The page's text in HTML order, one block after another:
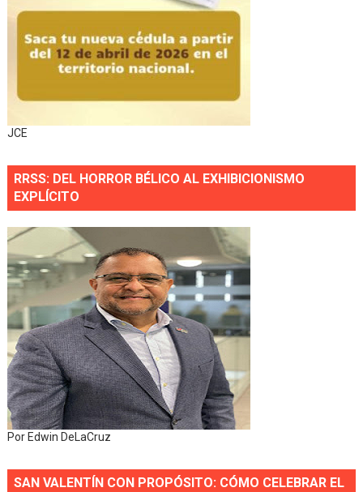
JCE
RRSS: DEL HORROR BÉLICO AL EXHIBICIONISMO
EXPLÍCITO
Por Edwin DeLaCruz
SAN VALENTÍN CON PROPÓSITO: CÓMO CELEBRAR EL